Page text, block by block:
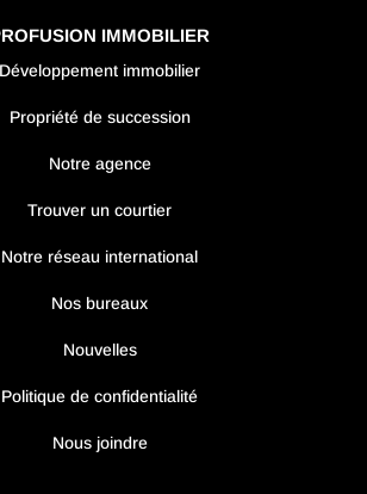
IMMOBILIER
Développement immobilier
Propriété de succession
Notre agence
Trouver un courtier
Notre réseau international
Nos bureaux
Nouvelles
Politique de confidentialité
Nous joindre